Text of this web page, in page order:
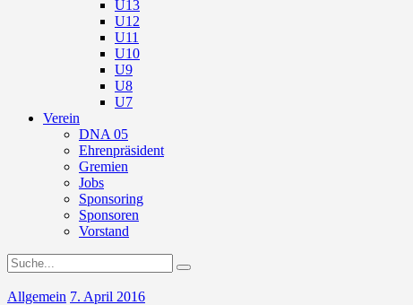
U13
U12
U11
U10
U9
U8
U7
Verein
DNA 05
Ehrenpräsident
Gremien
Jobs
Sponsoring
Sponsoren
Vorstand
Allgemein 7. April 2016